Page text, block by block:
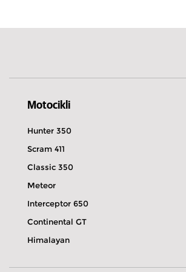
Motocikli
Hunter 350
Scram 411
Classic 350
Meteor
Interceptor 650
Continental GT
Himalayan